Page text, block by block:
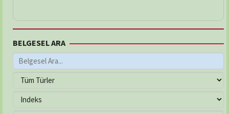
BELGESEL ARA